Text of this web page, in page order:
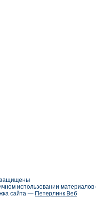
защищены
использовании
сайта — Петерлинк Веб